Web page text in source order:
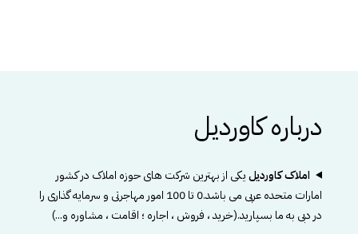
درباره کاوردیل
املاک کاوردیلیکی از بهترین شرکت های حوزه املاک در کشور
امارات متحده عربی می باشد.0 تا 100 امور مهاجرتی و سرمایه گذاری را
در دبی به ما بسپارید.(خرید ، فروش ، اجاره ؛ اقامت ، مشاوره و...)